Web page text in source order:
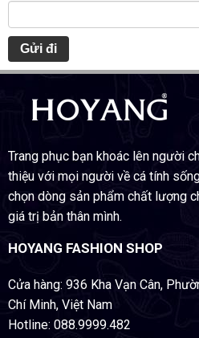
Trang phục bạn khoác lên người
thiệu với mọi người về cá tính
chọn dòng sản phẩm chất lượng
giá trị bản thân mình.
HOYANG FASHION SHOP
Cửa hàng: 936 Kha Vạn Cân,
Chí Minh, Việt Nam
Hotline: 088.9999.482